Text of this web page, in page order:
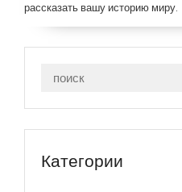
рассказать вашу историю миру.
Категории